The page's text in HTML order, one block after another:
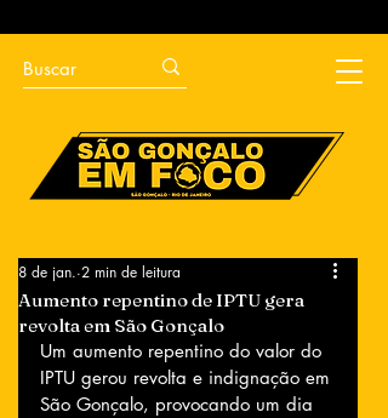
Aumento repentino de IPTU gera
revolta em São Gonçalo
8 de jan. 2 min de leitura
Um aumento repentino do valor do
IPTU gerou revolta e indignação em
São Gonçalo, provocando um dia